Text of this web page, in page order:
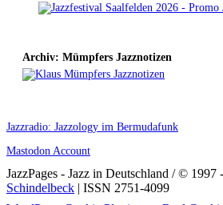
Archiv: Mümpfers Jazznotizen
Jazzradio: Jazzology im Bermudafunk
Mastodon Account
JazzPages - Jazz in Deutschland / © 1997
Schindelbeck | ISSN 2751-4099